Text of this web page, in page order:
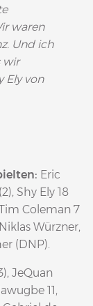
waren
Und ich
wir
Ely von
Eric
Shy Ely 18
Coleman 7
Würzner,
(DNP).
JeQuan
11,